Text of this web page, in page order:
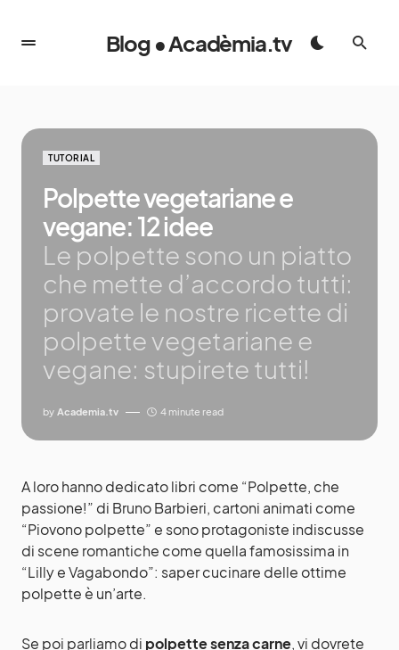
Blog • Acadèmia.tv
TUTORIAL
Polpette vegetariane e
vegane: 12 idee
Le polpette sono un piatto
che mette d’accordo tutti:
provate le nostre ricette di
polpette vegetariane e
vegane: stupirete tutti!
by Academia.tv 4 minute read
A loro hanno dedicato libri come “Polpette, che
passione!” di Bruno Barbieri, cartoni animati come
“Piovono polpette” e sono protagoniste indiscusse
di scene romantiche come quella famosissima in
“Lilly e Vagabondo”: saper cucinare delle ottime
polpette è un’arte.
Se poi parliamo di polpette senza carne, vi dovrete